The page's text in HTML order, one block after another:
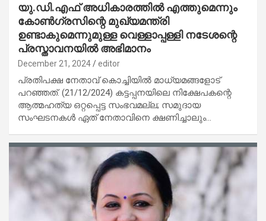
യു.ഡി.എഫ് അധികാരത്തില്‍ എത്തുമെന്നും
കോണ്‍ഗ്രസിന്റെ മുഖ്യമന്ത്രി
ഉണ്ടാകുമെന്നുമുള്ള വെള്ളാപ്പള്ളി നടേശന്റെ
പ്രസ്താവനയില്‍ അഭിമാനം
December 21, 2024 editor
പ്രതിപക്ഷ നേതാവ് കൊച്ചിയില്‍ മാധ്യമങ്ങളോട്
പറഞ്ഞത്. (21/12/2024) കട്ടപ്പനയിലെ നിക്ഷേപകന്റെ
ആത്മഹത്യ ഒറ്റപ്പെട്ട സംഭവമല്ല; സമുദായ
സംഘടനകള്‍ ഏത് നേതാവിനെ ക്ഷണിച്ചാലും…